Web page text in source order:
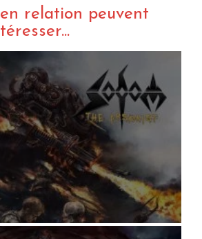
relation peuvent